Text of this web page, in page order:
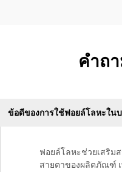
คำถ
ข้อดีของการใช้ฟอยล์โลหะใน
ฟอยล์โลหะช่วยเสริม
สายตาของผลิตภัณฑ์